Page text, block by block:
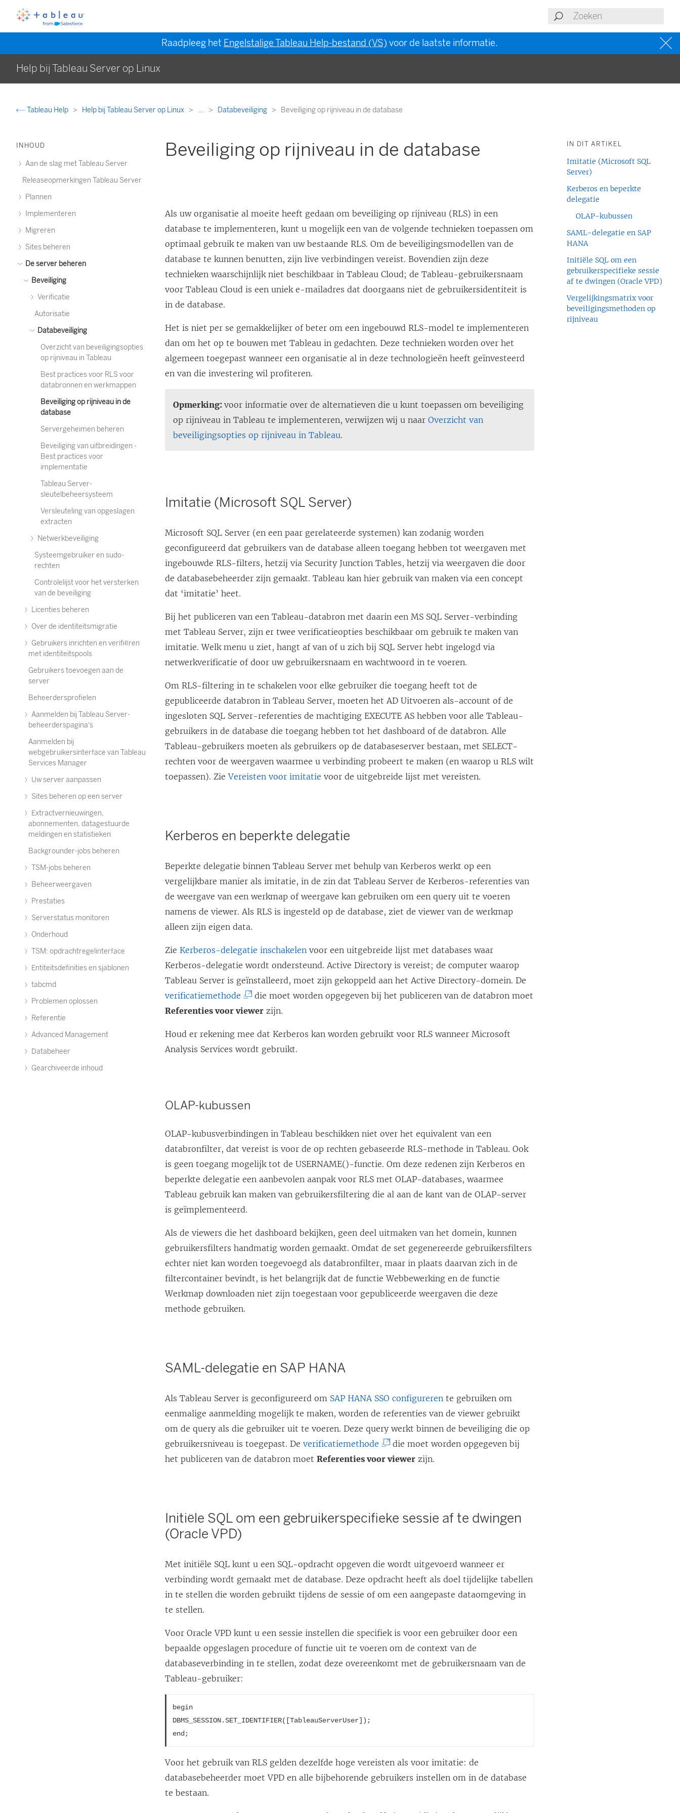
Raadpleeg het Engelstalige Tableau Help-bestand (VS) voor de laatste informatie.
Help bij Tableau Server op Linux
Tableau Help Help bij Tableau Server op Linux ... Databeveiliging Beveiliging op rijniveau in de database
INHOUD
Aan de slag met Tableau Server
Releaseopmerkingen Tableau Server
Plannen
Implementeren
Migreren
Sites beheren
De server beheren
Beveiliging
Verificatie
Autorisatie
Databeveiliging
Overzicht van beveiligingsopties
op rijniveau in Tableau
Best practices voor RLS voor
databronnen en werkmappen
Beveiliging op rijniveau in de
database
Servergeheimen beheren
Beveiliging van uitbreidingen -
Best practices voor
implementatie
Tableau Server-
sleutelbeheersysteem
Versleuteling van opgeslagen
extracten
Netwerkbeveiliging
Systeemgebruiker en sudo-
rechten
Controlelijst voor het versterken
van de beveiliging
Licenties beheren
Over de identiteitsmigratie
Gebruikers inrichten en verifiëren
met identiteitspools
Gebruikers toevoegen aan de
server
Beheerdersprofielen
Aanmelden bij Tableau Server-
beheerderspagina's
Aanmelden bij
webgebruikersinterface van Tableau
Services Manager
Uw server aanpassen
Sites beheren op een server
Extractvernieuwingen,
abonnementen, datagestuurde
meldingen en statistieken
Backgrounder-jobs beheren
TSM-jobs beheren
Beheerweergaven
Prestaties
Serverstatus monitoren
Onderhoud
TSM: opdrachtregelinterface
Entiteitsdefinities en sjablonen
tabcmd
Problemen oplossen
Referentie
Advanced Management
Databeheer
Gearchiveerde inhoud
Beveiliging op rijniveau in de database
Als uw organisatie al moeite heeft gedaan om beveiliging op rijniveau (RLS) in een
database te implementeren, kunt u mogelijk een van de volgende technieken toepassen om
optimaal gebruik te maken van uw bestaande RLS. Om de beveiligingsmodellen van de
database te kunnen benutten, zijn live verbindingen vereist. Bovendien zijn deze
technieken waarschijnlijk niet beschikbaar in Tableau Cloud; de Tableau-gebruikersnaam
voorTableau Cloud is een uniek e-mailadres dat doorgaans niet de gebruikersidentiteit is
in de database.
Het is niet per se gemakkelijker of beter om een ingebouwd RLS-model te implementeren
dan om het op te bouwen met Tableau in gedachten. Deze technieken worden over het
algemeen toegepast wanneer een organisatie al in deze technologieën heeft geïnvesteerd
en van die investering wil profiteren.
Opmerking:voor informatie over de alternatieven die u kunt toepassen om beveiliging
op rijniveau in Tableau te implementeren, verwijzen wij u naarOverzicht van
beveiligingsopties op rijniveau in Tableau.
Imitatie (Microsoft SQL Server)
Microsoft SQL Server (en een paar gerelateerde systemen) kan zodanig worden
geconfigureerd dat gebruikers van de database alleen toegang hebben tot weergaven met
ingebouwde RLS-filters, hetzij via Security Junction Tables, hetzij via weergaven die door
de databasebeheerder zijn gemaakt. Tableau kan hier gebruik van maken via een concept
dat ‘imitatie’ heet.
Bij het publiceren van een Tableau-databron met daarin een MS SQL Server-verbinding
met Tableau Server, zijn er twee verificatieopties beschikbaar om gebruik te maken van
imitatie. Welk menu u ziet, hangt af van of u zich bij SQL Server hebt ingelogd via
netwerkverificatie of door uw gebruikersnaam en wachtwoord in te voeren.
Om RLS-filtering in te schakelen voor elke gebruiker die toegang heeft tot de
gepubliceerde databron in Tableau Server, moeten het AD Uitvoeren als-account of de
ingesloten SQL Server-referenties de machtiging EXECUTE AS hebben voor alle Tableau-
gebruikers in de database die toegang hebben tot het dashboard of de databron. Alle
Tableau-gebruikers moeten als gebruikers op de databaseserver bestaan, met SELECT-
rechten voor de weergaven waarmee u verbinding probeert te maken (en waarop u RLS wilt
toepassen). ZieVereisten voor imitatie voor de uitgebreide lijst met vereisten.
Kerberos en beperkte delegatie
Beperkte delegatie binnen Tableau Server met behulp van Kerberos werkt op een
vergelijkbare manier als imitatie, in de zin dat Tableau Server de Kerberos-referenties van
de weergave van een werkmap of weergave kan gebruiken om een query uit te voeren
namens de viewer. Als RLS is ingesteld op de database, ziet de viewer van de werkmap
alleen zijn eigen data.
ZieKerberos-delegatie inschakelen voor een uitgebreide lijst met databases waar
Kerberos-delegatie wordt ondersteund. Active Directory is vereist; de computer waarop
Tableau Server is geïnstalleerd, moet zijn gekoppeld aan het Active Directory-domein. De
verificatiemethode (
L
r
t
i
n
e
e
n
i
e
u
w
v
e
e
die moet worden opgegeven bij het publiceren van de databron moet
Referenties voor viewer zijn.
Houd er rekening mee dat Kerberos kan worden gebruikt voor RLS wanneer Microsoft
Analysis Services wordt gebruikt.
OLAP-kubussen
OLAP-kubusverbindingen in Tableau beschikken niet over het equivalent van een
databronfilter, dat vereist is voor de op rechten gebaseerde RLS-methode in Tableau. Ook
is geen toegang mogelijk tot de USERNAME()-functie. Om deze redenen zijn Kerberos en
beperkte delegatie een aanbevolen aanpak voor RLS met OLAP-databases, waarmee
Tableau gebruik kan maken van gebruikersfiltering die al aan de kant van de OLAP-server
is geïmplementeerd.
Als de viewers die het dashboard bekijken, geen deel uitmaken van het domein, kunnen
gebruikersfilters handmatig worden gemaakt. Omdat de set gegenereerde gebruikersfilters
echter niet kan worden toegevoegd als databronfilter, maar in plaats daarvan zich in de
filtercontainer bevindt, is het belangrijk dat de functie Webbewerking en de functie
Werkmap downloaden niet zijn toegestaan voor gepubliceerde weergaven die deze
methode gebruiken.
SAML-delegatie en SAP HANA
Als Tableau Server is geconfigureerd om SAP HANA SSO configureren te gebruiken om
eenmalige aanmelding mogelijk te maken, worden de referenties van de viewer gebruikt
om de query als die gebruiker uit te voeren. Deze query werkt binnen de beveiliging die op
gebruikersniveau is toegepast. Deverificatiemethode (
L
w
d
t
i
e
n
die moet worden opgegeven bij
het publiceren van de databron moetReferenties voor viewer zijn.
Initiële SQL om een gebruikerspecifieke sessie af te dwingen
(Oracle VPD)
Met initiële SQL kunt u een SQL-opdracht opgeven die wordt uitgevoerd wanneer er
verbinding wordt gemaakt met de database. Deze opdracht heeft als doel tijdelijke tabellen
in te stellen die worden gebruikt tijdens de sessie of om een aangepaste dataomgeving in
te stellen.
Voor Oracle VPD kunt u een sessie instellen die specifiek is voor een gebruiker door een
bepaalde opgeslagen procedure of functie uit te voeren om de context van de
databaseverbinding in te stellen, zodat deze overeenkomt met de gebruikersnaam van de
Tableau-gebruiker:
begin
DBMS_SESSION.SET_IDENTIFIER([TableauServerUser]);
end;
Voor het gebruik van RLS gelden dezelfde hoge vereisten als voor imitatie: de
databasebeheerder moet VPD en alle bijbehorende gebruikers instellen om in de database
te bestaan.
IN DIT ARTIKEL
Imitatie (Microsoft SQL
Server)
Kerberos en beperkte
delegatie
OLAP-kubussen
SAML-delegatie en SAP
HANA
Initiële SQL om een
gebruikerspecifieke sessie
af te dwingen (Oracle VPD)
Vergelijkingsmatrix voor
beveiligingsmethoden op
rijniveau